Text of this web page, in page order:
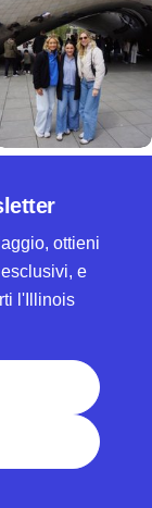
ottieni
e
l'Illinois